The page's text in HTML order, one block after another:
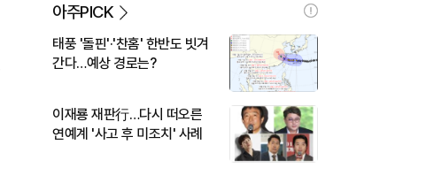
아주PICK
태풍 '돌핀'·'찬홈' 한반도 빗겨
간다…예상 경로는?
이재룡 재판行…다시 떠오른
연예계 '사고 후 미조치' 사례